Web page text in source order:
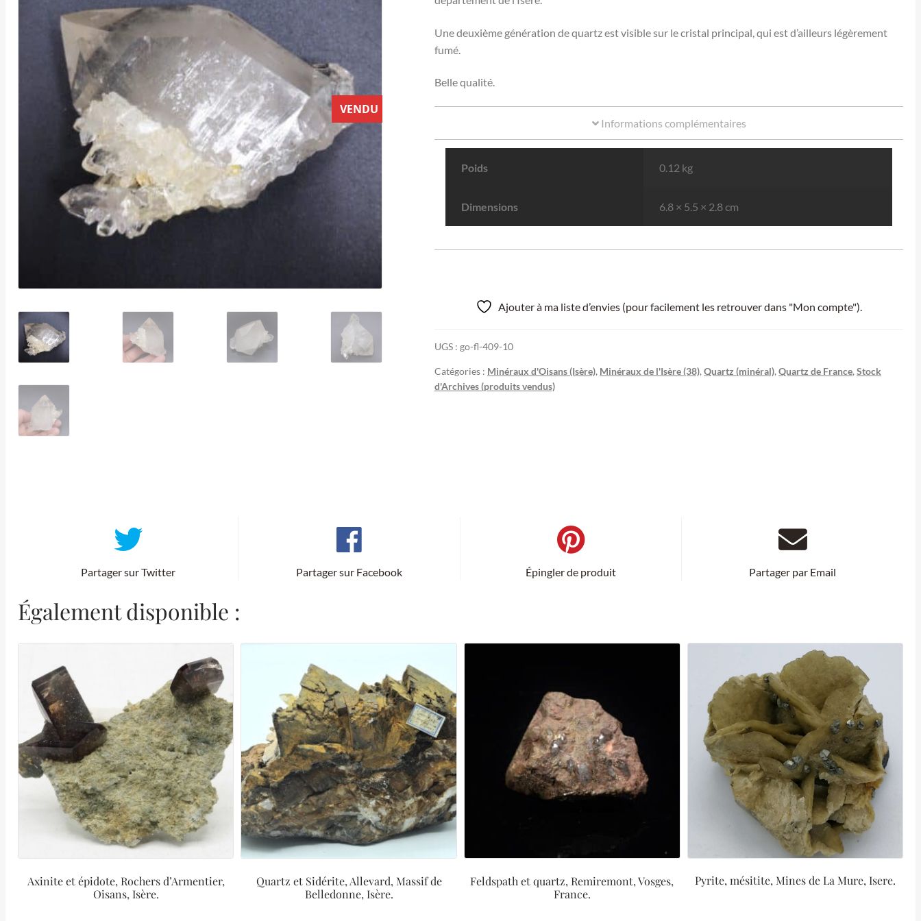
VENDU
Une deuxième génération de quartz est visible sur le cristal principal, qui est d’ailleurs légèrement
fumé.
Belle qualité.
Informations complémentaires
Poids 0.12 kg
Dimensions 6.8 × 5.5 × 2.8 cm
Ajouter à ma liste d’envies (pour facilement les retrouver dans "Mon compte").
UGS : go-fl-409-10
Catégories : Minéraux d'Oisans (Isère), Minéraux de l'Isère (38), Quartz (minéral), Quartz de France, Stock
d'Archives (produits vendus)
Partager sur Twitter Partager sur Facebook Épingler de produit Partager par Email
Également disponible :
Axinite et épidote, Rochers d’Armentier,
Oisans, Isère.
Quartz et Sidérite, Allevard, Massif de
Belledonne, Isère.
Feldspath et quartz, Remiremont, Vosges,
France.
Pyrite, mésitite, Mines de La Mure, Isere.